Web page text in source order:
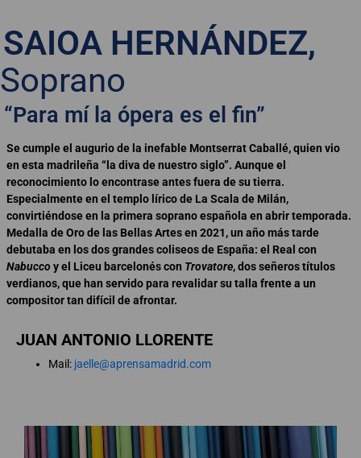
SAIOA HERNÁNDEZ,
Soprano
“Para mí la ópera es el fin”
Se cumple el augurio de la inefable Montserrat Caballé, quien vio
en esta madrileña “la diva de nuestro siglo”. Aunque el
reconocimiento lo encontrase antes fuera de su tierra.
Especialmente en el templo lírico de La Scala de Milán,
convirtiéndose en la primera soprano española en abrir temporada.
Medalla de Oro de las Bellas Artes en 2021, un año más tarde
debutaba en los dos grandes coliseos de España: el Real con
Nabuccoy el Liceu barcelonés con Trovatore, dos señeros títulos
verdianos, que han servido para revalidar su talla frente a un
compositor tan difícil de afrontar.
JUAN ANTONIO LLORENTE
Mail: jaelle@aprensamadrid.com